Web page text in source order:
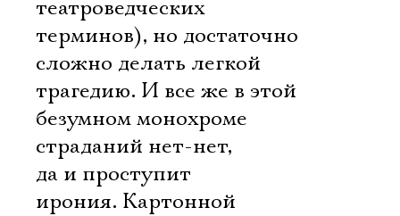
театроведческих
терминов), но достаточно
сложно делать легкой
трагедию. И все же в этой
безумном монохроме
страданий нет-нет,
да и проступит
ирония. Картонной